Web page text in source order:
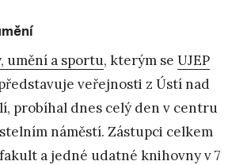
umění a sportu, kterým se UJEP
veřejnosti z Ústí nad
probíhal dnes celý den v centru
náměstí. Zástupci celkem
a jedné udatné knihovny v 7